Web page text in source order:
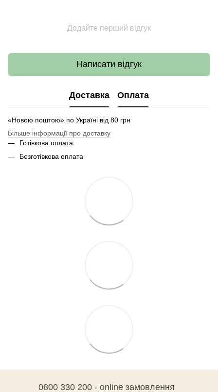
Додайте перший відгук
Написати відгук
Доставка Оплата
«Новою поштою» по Україні від 80 грн
Більше інформації про доставку
Готівкова оплата
Безготівкова оплата
0800 330 200 - online замовлення